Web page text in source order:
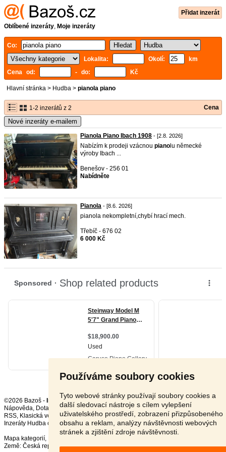
Používáme soubory cookies
Tyto webové stránky používají soubory cookies a
další sledovací nástroje s cílem vylepšení
uživatelského prostředí, zobrazení přizpůsobeného
obsahu a reklam, analýzy návštěvnosti webových
stránek a zjištění zdroje návštěvnosti.
Přidat inzerát
Oblíbené inzeráty, Moje inzeráty
Co:
Lokalita:
Okolí:
km
Cena od:
- do: Kč
Hlavní stránka > Hudba > pianola piano
1-2 inzerátů z 2 Cena
Nové inzeráty e-mailem
Pianola Piano Ibach 1908 - [2.8. 2026]
Nabízím k prodeji vzácnou piano lu německé
výroby Ibach ...
Benešov - 256 01
Nabídněte
Pianola - [8.6. 2026]
pianola nekompletní,chybí hrací mech.
Třebíč - 676 02
6 000 Kč
©2026 Bazoš - Inzerce, Bazar
Nápověda, Dotazy Hodnocení,Kontakt,Reklama, Podmínky,Ochrana údajů
RSS,
Inzeráty Hudba celkem:18901, za 24 hodin:621
Mapa kategorií,
Země: Česká republika,Slovensko,Polsko,Rakousko